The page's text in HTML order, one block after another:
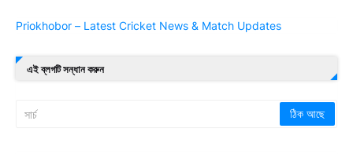
Priokhobor – Latest Cricket News & Match Updates
এই ব্লগটি সন্ধান করুন